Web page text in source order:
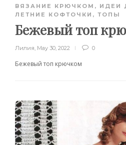
ВЯЗАНИЕ КРЮЧКОМ , ИДЕИ
ЛЕТНИЕ КОФТОЧКИ, ТОПЫ
Бежевый топ
Лилия May 30, 2022 0
Бежевый топ крючком